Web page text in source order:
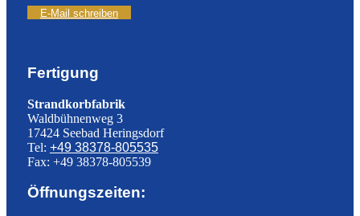
E-Mail schreiben
Fertigung
Strandkorbfabrik
Waldbühnenweg 3
17424 Seebad Heringsdorf
Tel: +49 38378-805535
Fax: +49 38378-805539
Öffnungszeiten: